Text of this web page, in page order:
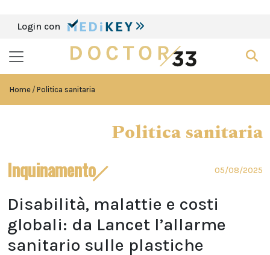
Login con
Home Politica sanitaria
Politica sanitaria
Inquinamento 05/08/2025
Disabilità, malattie e costi
globali: da Lancet l’allarme
sanitario sulle plastiche